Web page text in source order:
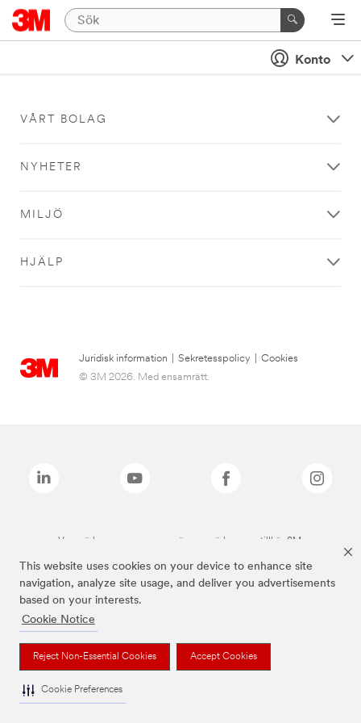
This website uses cookies on your device to enhance site
navigation, analyze site usage, and deliver you advertisements
based on your interests.
Cookie Notice
Reject Non-Essential Cookies Accept Cookies
Cookie Preferences
Konto
VÅRT BOLAG
NYHETER
MILJÖ
HJÄLP
Juridisk information Sekretesspolicy
Cookies
© 3M 2026. Med ensamrätt.
Varumärken som anges ovan är varumärken som tillhör 3M.